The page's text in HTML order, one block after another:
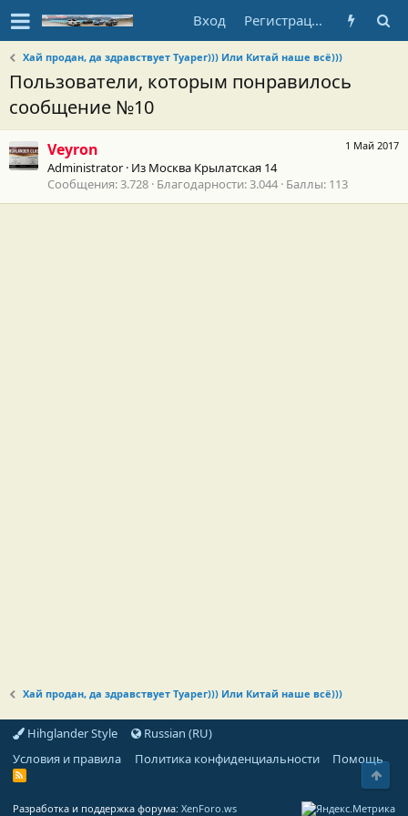
Вход Регистрация
Хай продан, да здравствует Туарег))) Или Китай наше всё)))
Пользователи, которым понравилось
сообщение №10
1 Май 2017
Veyron
Administrator · Из Москва Крылатская 14
Сообщения 3.728 Благодарности 3.044 Баллы 113
Хай продан, да здравствует Туарег))) Или Китай наше всё)))
Hihglander Style
Russian (RU)
Условия и правила
Политика конфиденциальности Помощь
R
Разработка и поддержка форума: XenForo.ws